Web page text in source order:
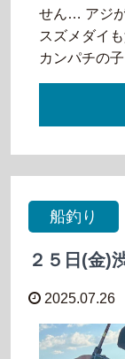
せん… アジ
スズメダイ
カンパチの
船釣り
２５日(金)
2025.07.26